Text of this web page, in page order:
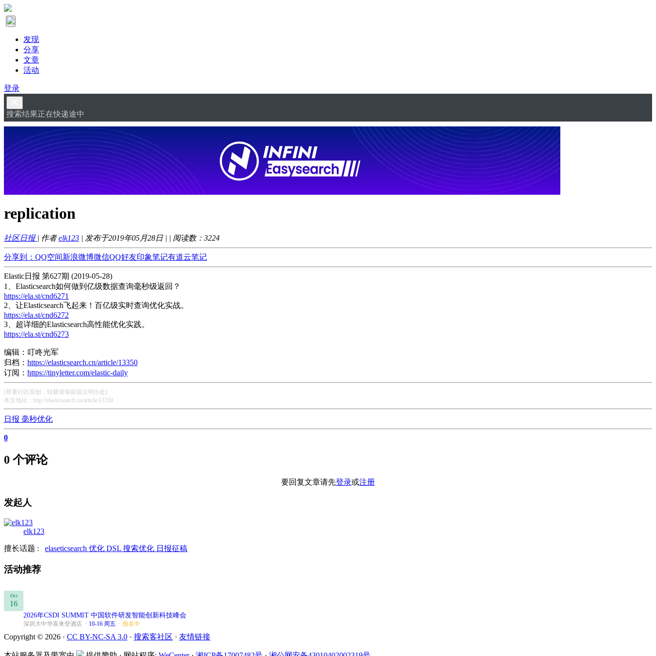
发现
分享
文章
活动
登录
搜索结果正在快递途中
replication
社区日报 | 作者elk123 | 发布于2019年05月28日 | | 阅读数： 3224
分享到： QQ空间新浪微博微信QQ好友印象笔记有道云笔记
Elastic日报 第627期 (2019-05-28)
1、Elasticsearch如何做到亿级数据查询毫秒级返回？
https://ela.st/cnd6271
2、让Elasticsearch飞起来！百亿级实时查询优化实战。
https://ela.st/cnd6272
3、超详细的Elasticsearch高性能优化实践。
https://ela.st/cnd6273
编辑：叮咚光军
归档： https://elasticsearch.cn/article/13350
订阅： https://tinyletter.com/elastic-daily
[尊重社区原创，转载请保留或注明出处]
本文地址：http://elasticsearch.cn/article/13350
日报 毫秒优化
0
0 个评论
要回复文章请先登录或注册
发起人
elk123
擅长话题 : elaseticsearch 优化 DSL 搜索优化 日报征稿
活动推荐
Oct
16
2026年CSDI SUMMIT 中国软件研发智能创新科技峰会
深圳大中华喜来登酒店 · 10-16 周五 · 报名中
Copyright © 2026 · CC BY-NC-SA 3.0 · 搜索客社区 · 友情链接